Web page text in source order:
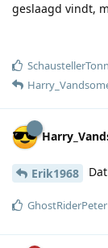
geslaagd vindt,
Erik1968
GhostRiderPeter